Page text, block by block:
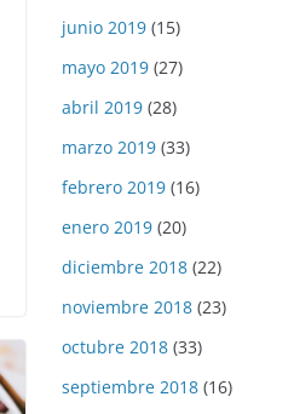
junio 2019 (15)
mayo 2019 (27)
abril 2019 (28)
marzo 2019 (33)
febrero 2019 (16)
enero 2019 (20)
diciembre 2018 (22)
noviembre 2018 (23)
octubre 2018 (33)
septiembre 2018 (16)